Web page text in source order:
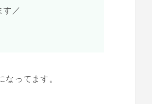
す／
ってます。